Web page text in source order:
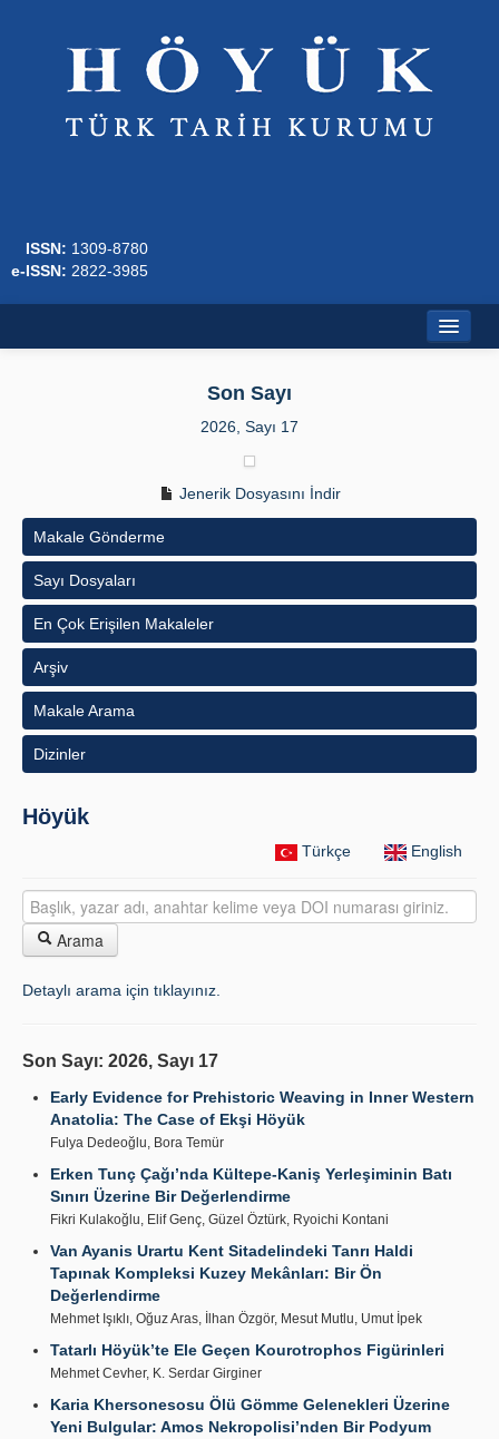
ISSN: 1309-8780
e-ISSN: 2822-3985
İlkeler
Yayın Politikaları
Kılavuzlar
İletişim
Son Sayı
2026, Sayı 17
Jenerik Dosyasını İndir
Makale Gönderme
Sayı Dosyaları
En Çok Erişilen Makaleler
Arşiv
Makale Arama
Dizinler
Höyük
Türkçe English
Arama
Detaylı arama için tıklayınız.
Son Sayı: 2026, Sayı 17
Early Evidence for Prehistoric Weaving in Inner Western
Anatolia: The Case of Ekşi Höyük
Fulya Dedeoğlu, Bora Temür
Erken Tunç Çağı’nda Kültepe-Kaniş Yerleşiminin Batı
Sınırı Üzerine Bir Değerlendirme
Fikri Kulakoğlu, Elif Genç, Güzel Öztürk, Ryoichi Kontani
Van Ayanis Urartu Kent Sitadelindeki Tanrı Haldi
Tapınak Kompleksi Kuzey Mekânları: Bir Ön
Değerlendirme
Mehmet Işıklı, Oğuz Aras, İlhan Özgör, Mesut Mutlu, Umut İpek
Tatarlı Höyük’te Ele Geçen Kourotrophos Figürinleri
Mehmet Cevher, K. Serdar Girginer
Karia Khersonesosu Ölü Gömme Gelenekleri Üzerine
Yeni Bulgular: Amos Nekropolisi’nden Bir Podyum